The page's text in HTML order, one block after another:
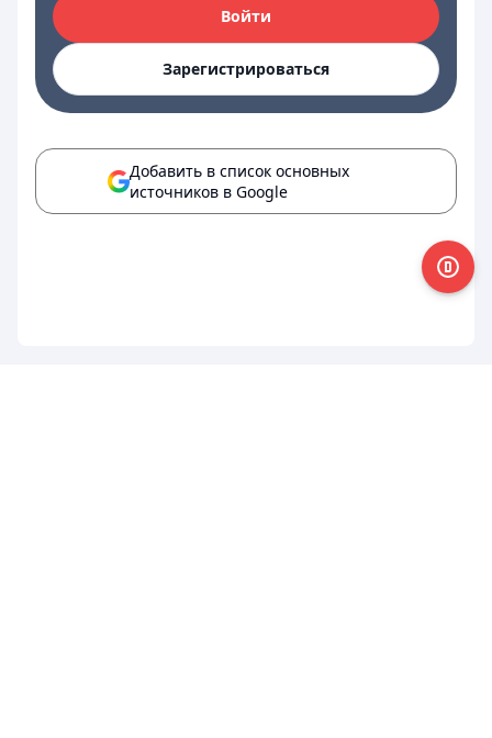
Войти
Зарегистрироваться
Добавить в список основных
источников в Google